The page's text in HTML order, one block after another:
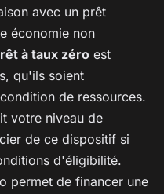
avec un prêt
économie non
à taux zéro est
qu'ils soient
de ressources.
votre niveau de
de ce dispositif si
d'éligibilité.
permet de financer une